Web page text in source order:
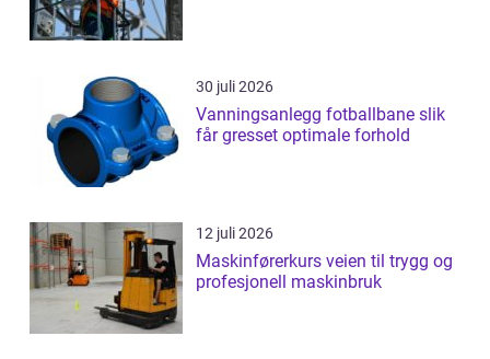
30 juli 2026
Vanningsanlegg fotballbane slik
får gresset optimale forhold
12 juli 2026
Maskinførerkurs veien til trygg og
profesjonell maskinbruk